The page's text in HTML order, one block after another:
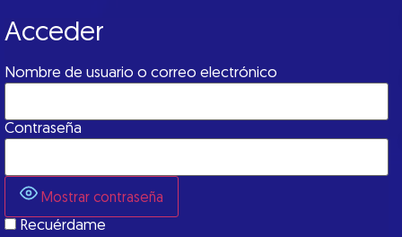
Acceder
Nombre de usuario o correo electrónico
Contraseña
Mostrar contraseña
Recuérdame